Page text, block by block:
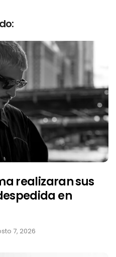
realizaran sus
en
7, 2026